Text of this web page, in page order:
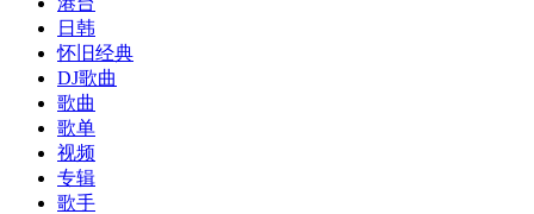
日韩
怀旧经典
DJ歌曲
歌曲
歌单
视频
专辑
歌手